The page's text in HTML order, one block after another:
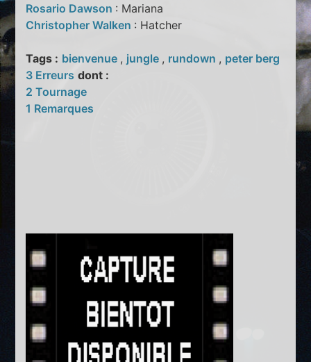
Rosario Dawson : Mariana
Christopher Walken : Hatcher
Tags : bienvenue , jungle , rundown , peter berg
3 Erreurs dont :
2 Tournage
1 Remarques